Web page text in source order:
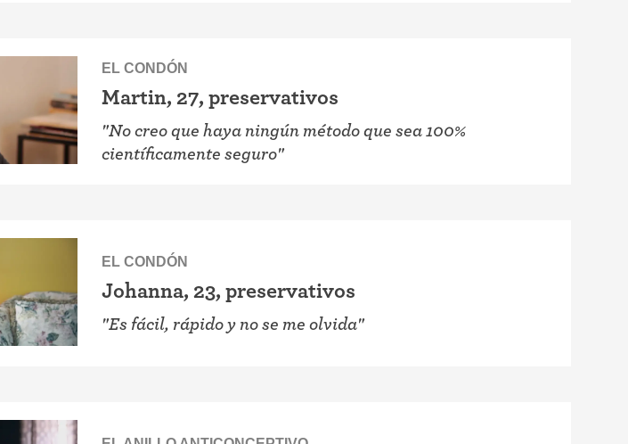
EL CONDÓN
Martin, 27, preservativos
"No creo que haya ningún método que sea 100%
científicamente seguro"
EL CONDÓN
Johanna, 23, preservativos
"Es fácil, rápido y no se me olvida"